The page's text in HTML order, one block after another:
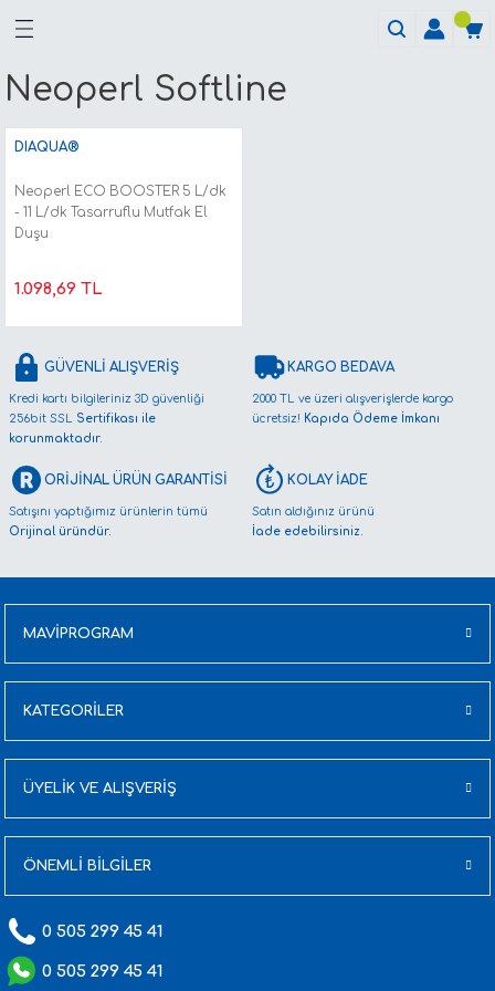
Neoperl Softline
DIAQUA®
Neoperl ECO BOOSTER 5 L/dk
- 11 L/dk Tasarruflu Mutfak El
Duşu
1.098,69 TL
GÜVENLİ ALIŞVERİŞ
Kredi kartı bilgileriniz 3D güvenliği
256bit SSL Sertifikası ile
korunmaktadır.
KARGO BEDAVA
2000 TL ve üzeri alışverişlerde kargo
ücretsiz! Kapıda Ödeme İmkanı
ORİJİNAL ÜRÜN GARANTİSİ
Satışını yaptığımız ürünlerin tümü
Orijinal üründür.
KOLAY İADE
Satın aldığınız ürünü
İade edebilirsiniz.
MAVİPROGRAM
KATEGORİLER
ÜYELİK VE ALIŞVERİŞ
ÖNEMLİ BİLGİLER
0 505 299 45 41
0 505 299 45 41